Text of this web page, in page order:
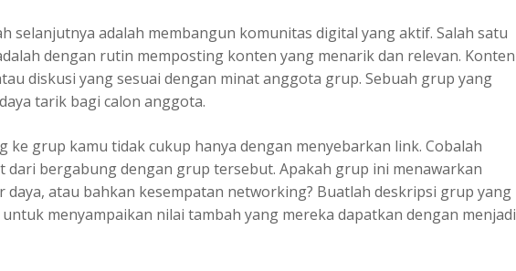
selanjutnya adalah membangun komunitas digital yang aktif. Salah satu
dengan rutin memposting konten yang menarik dan relevan. Konten
diskusi yang sesuai dengan minat anggota grup. Sebuah grup yang
tarik bagi calon anggota.
ke grup kamu tidak cukup hanya dengan menyebarkan link. Cobalah
dari bergabung dengan grup tersebut. Apakah grup ini menawarkan
daya, atau bahkan kesempatan networking? Buatlah deskripsi grup yang
menyampaikan nilai tambah yang mereka dapatkan dengan menjadi